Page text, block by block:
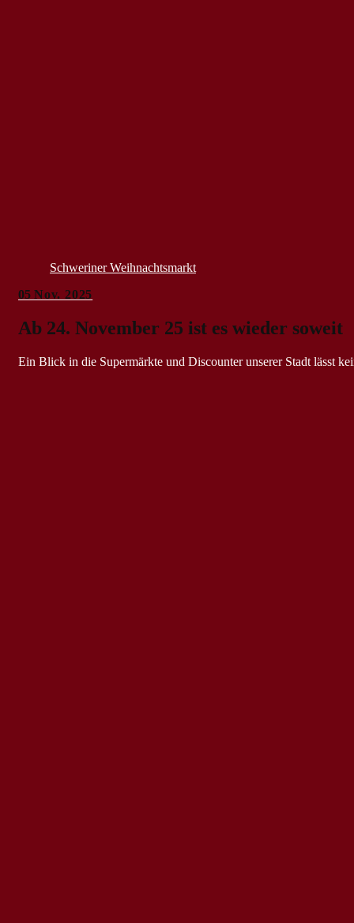
Schweriner Weihnachtsmarkt
05 Nov. 2025
Ab 24. November 25 ist es wieder soweit
Ein Blick in die Supermärkte und Discounter unserer Stadt lässt